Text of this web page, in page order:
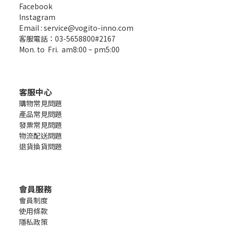
Facebook
Instagram
Email : service@vogito-inno.com
客服電話：03-5658800#2167
Mon. to Fri. am8:00 ~ pm5:00
客服中心
購物常見問題
產品常見問題
發票常見問題
物流配送問題
退貨換貨問題
會員服務
會員制度
使用條款
隱私政策